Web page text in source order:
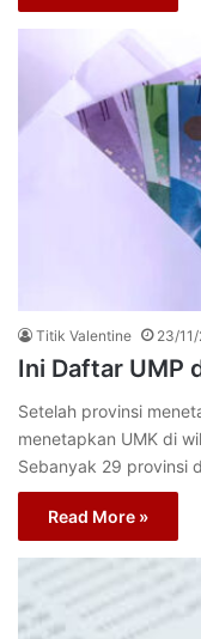
Titik Valentine 23/11/
Ini Daftar UMP
Setelah provinsi
menetapkan UMK di
Sebanyak 29 provinsi
Read More »